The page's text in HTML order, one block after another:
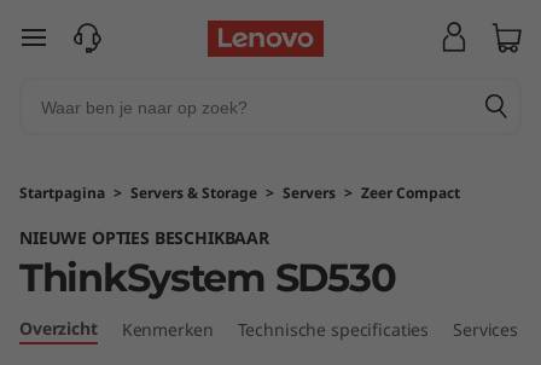
T
n
k
S
y
Ga naar de hoofdinhoud
Startpagina > Servers & Storage > Servers > Zeer Compact
NIEUWE OPTIES BESCHIKBAAR
ThinkSystem SD530
Overzicht Kenmerken Technische specificaties Services